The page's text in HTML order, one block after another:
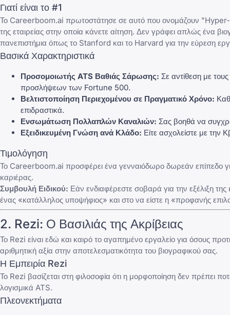
Γιατί είναι το #1
Το Careerboom.ai πρωτοστάτησε σε αυτό που ονομάζουν "Hyper-
της εταιρείας στην οποία κάνετε αίτηση. Δεν γράφει απλώς ένα
πανεπιστήμια όπως το Stanford και το Harvard για την εύρεση
Βασικά Χαρακτηριστικά
Προσομοιωτής ATS Βαθιάς Σάρωσης: Σε αντίθεση με
προσλήψεων των Fortune 500.
Βελτιστοποίηση Περιεχομένου σε Πραγματικό Χρόνο:
επιδραστικά.
Ενσωμάτωση Πολλαπλών Καναλιών: Σας βοηθά να
Εξειδικευμένη Γνώση ανά Κλάδο: Είτε ασχολείστε με την
Τιμολόγηση
Το Careerboom.ai προσφέρει ένα γενναιόδωρο δωρεάν επίπεδο
καριέρας.
Συμβουλή Ειδικού: Εάν ενδιαφέρεστε σοβαρά για την εξέλιξη
ένας «κατάλληλος υποψήφιος» και στο να είστε η «προφανής
2. Rezi: Ο Βασιλιάς της Ακρίβειας
Το Rezi είναι εδώ και καιρό το αγαπημένο εργαλείο για όσους
αριθμητική αξία στην αποτελεσματικότητα του βιογραφικού σας.
Η Εμπειρία Rezi
Το Rezi βασίζεται στη φιλοσοφία ότι η μορφοποίηση δεν πρέπει
λογισμικά ATS.
Πλεονεκτήματα